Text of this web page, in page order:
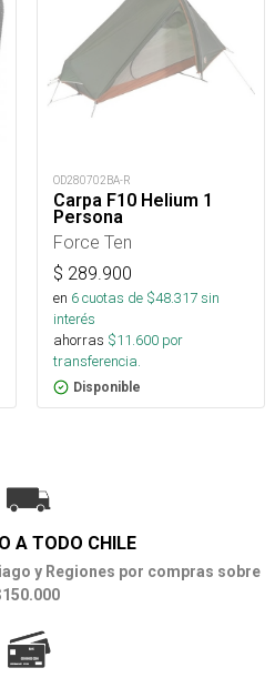
OD280702BA-R
Carpa F10 Helium 1
Persona
Force Ten
$ 289.900
en 6cuotas de $48.317sin
interés
ahorras $11.600 por
transferencia.
Disponible
A TODO CHILE
y Regiones por compras sobre